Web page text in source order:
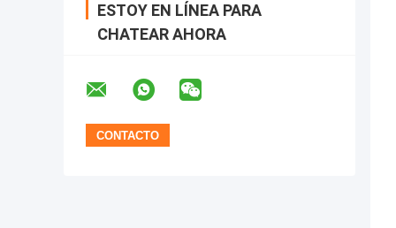
ESTOY EN LÍNEA PARA
CHATEAR AHORA